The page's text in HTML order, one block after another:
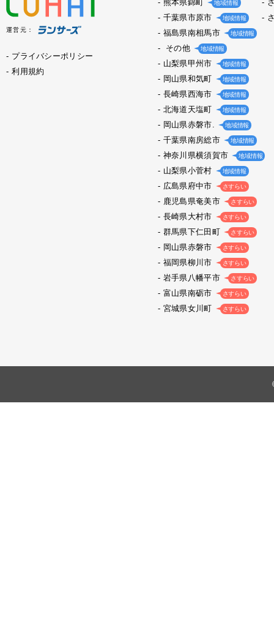
運営元：
プライバシーポリシー
利用規約
熊本県錦町 地域情報
千葉県市原市 地域情報
福島県南相馬市 地域情報
その他 地域情報
山梨県甲州市 地域情報
岡山県和気町 地域情報
長崎県西海市 地域情報
北海道天塩町 地域情報
岡山県赤磐市. 地域情報
千葉県南房総市 地域情報
神奈川県横須賀市 地域情報
山梨県小菅村 地域情報
広島県府中市 さすらい
鹿児島県奄美市 さすらい
長崎県大村市 さすらい
群馬県下仁田町 さすらい
岡山県赤磐市 さすらい
福岡県柳川市 さすらい
岩手県八幡平市 さすらい
富山県南砺市 さすらい
宮城県女川町 さすらい